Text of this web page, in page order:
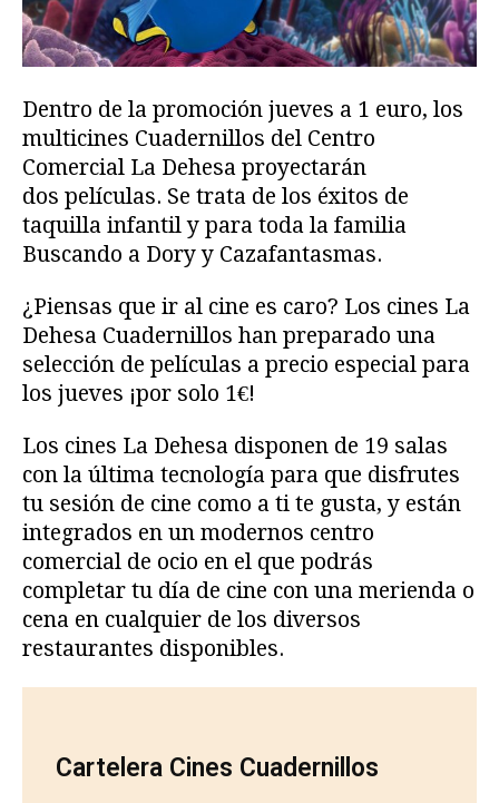
Dentro de la promoción jueves a 1 euro, los
multicines Cuadernillos del Centro
Comercial La Dehesa proyectarán
dos películas. Se trata de los éxitos de
taquilla infantil y para toda la familia
Buscando a Dory y Cazafantasmas.
¿Piensas que ir al cine es caro? Los cines La
Dehesa Cuadernillos han preparado una
selección de películas a precio especial para
los jueves ¡por solo 1€!
Los cines La Dehesa disponen de 19 salas
con la última tecnología para que disfrutes
tu sesión de cine como a ti te gusta, y están
integrados en un modernos centro
comercial de ocio en el que podrás
completar tu día de cine con una merienda o
cena en cualquier de los diversos
restaurantes disponibles.
Cartelera Cines Cuadernillos